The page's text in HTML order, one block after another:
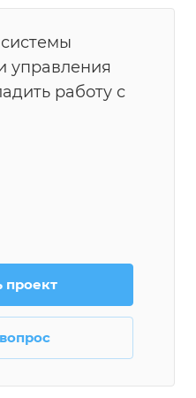
управления
работу с
проект